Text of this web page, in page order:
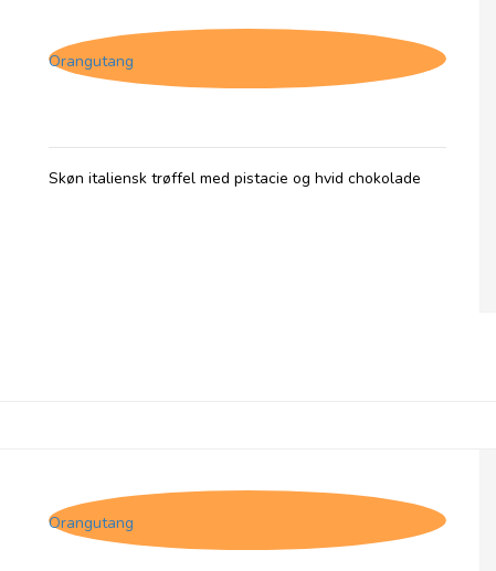
Orangutang
Skøn italiensk trøffel med pistacie og hvid chokolade
Orangutang